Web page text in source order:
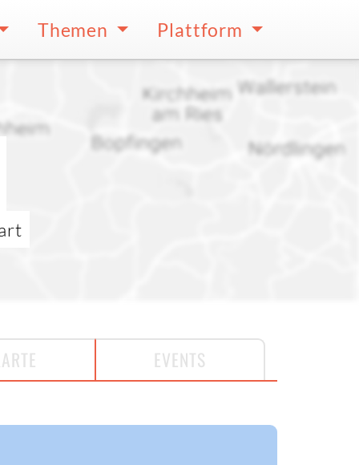
Themen Plattform
EVENTS